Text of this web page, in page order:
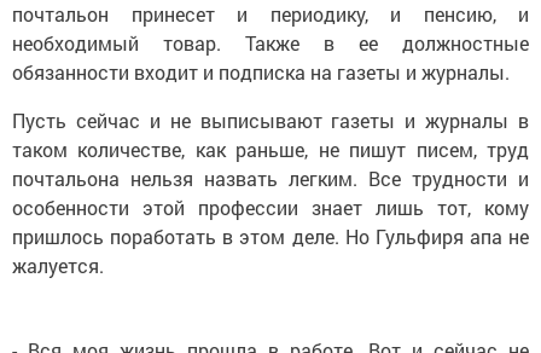
почтальон принесет и периодику, и пенсию, и
необходимый товар. Также в ее должностные
обязанности входит и подписка на газеты и журналы.
Пусть сейчас и не выписывают газеты и журналы в
таком количестве, как раньше, не пишут писем, труд
почтальона нельзя назвать легким. Все трудности и
особенности этой профессии знает лишь тот, кому
пришлось поработать в этом деле. Но Гульфиря апа не
жалуется.